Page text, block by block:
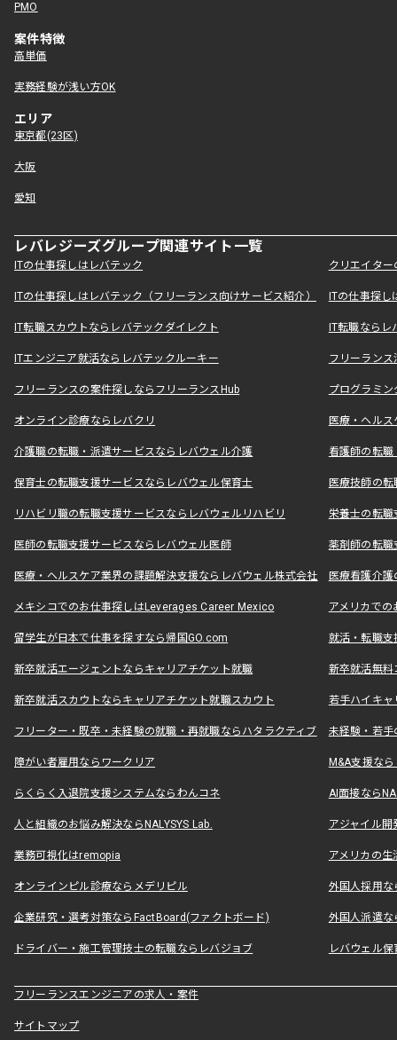
PMO
案件特徴
高単価
実務経験が浅い方OK
エリア
東京都(23区)
大阪
愛知
レバレジーズグループ関連サイト一覧
ITの仕事探しはレバテック クリエイタ
ITの仕事探しはレバテック（フリーランス向けサービス紹介） ITの仕事探
IT転職スカウトならレバテックダイレクト IT転職なら
ITエンジニア就活ならレバテックルーキー フリーラン
フリーランスの案件探しならフリーランスHub プログラミ
オンライン診療ならレバクリ 医療・ヘル
介護職の転職・派遣サービスならレバウェル介護 看護師の転
保育士の転職支援サービスならレバウェル保育士 医療技師の
リハビリ職の転職支援サービスならレバウェルリハビリ 栄養士の転
医師の転職支援サービスならレバウェル医師 薬剤師の転
医療・ヘルスケア業界の課題解決支援ならレバウェル株式会社 医療看護介
メキシコでのお仕事探しはLeverages Career Mexico アメリカで
留学生が日本で仕事を探すなら帰国GO.com 就活・転職
新卒就活エージェントならキャリアチケット就職 新卒就活無料
新卒就活スカウトならキャリアチケット就職スカウト 若手ハイキ
フリーター・既卒・未経験の就職・再就職ならハタラクティブ 未経験・若手
障がい者雇用ならワークリア M&A支援な
らくらく入退院支援システムならわんコネ AI面接なら
人と組織のお悩み解決ならNALYSYS Lab. アジャイル
業務可視化はremopia アメリカの
オンラインピル診療ならメデリピル 外国人採用
企業研究・選考対策ならFactBoard(ファクトボード) 外国人派遣な
ドライバー・施工管理技士の転職ならレバジョブ レバウェル
フリーランスエンジニアの求人・案件
サイトマップ